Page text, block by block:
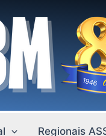
Regionais